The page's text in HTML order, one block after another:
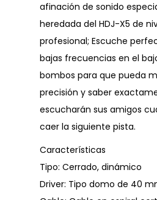
afinación de sonido
heredada del HDJ-X5 de
profesional; Escuche
bajas frecuencias en el
bombos para que pueda
precisión y saber
escucharán sus amigos
caer la siguiente pista.
Características
Tipo: Cerrado, dinámico
Driver: Tipo domo de 40